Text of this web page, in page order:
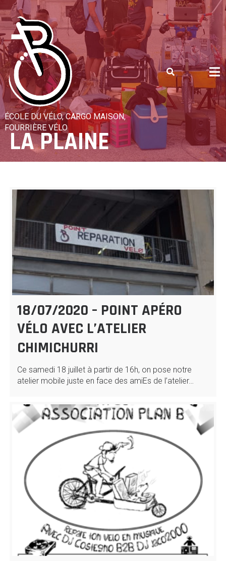
Skip
to
content
ÉCOLE DU VÉLO, CARGO MAISON,
FOURRIÈRE VÉLO
LA PLAINE
18/07/2020 – POINT APÉRO
VÉLO AVEC L’ATELIER
CHIMICHURRI
Ce samedi 18 juillet à partir de 16h, on pose notre
atelier mobile juste en face des amiEs de l’atelier…